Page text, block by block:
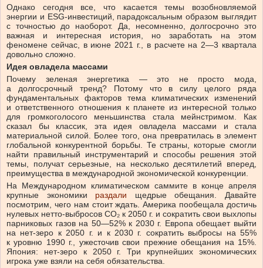
Однако сегодня все, что касается темы возобновляемой
энергии и ESG-инвестиций, парадоксальным образом выглядит
с точностью до наоборот. Да, несомненно, долгосрочно это
важная и интересная история, но заработать на этом
феномене сейчас, в июне 2021 г., в расчете на 2—3 квартала
довольно сложно.
Идея овладела массами
Почему зеленая энергетика — это не просто мода,
а долгосрочный тренд? Потому что в силу целого ряда
фундаментальных факторов тема климатических изменений
и ответственного отношения к планете из интересной только
для громкоголосого меньшинства стала мейнстримом. Как
сказал бы классик, эта идея овладела массами и стала
материальной силой. Более того, она превратилась в элемент
глобальной конкурентной борьбы. Те страны, которые смогли
найти правильный инструментарий и способы решения этой
темы, получат серьезные, на несколько десятилетий вперед,
преимущества в международной экономической конкуренции.
На Международном климатическом саммите в конце апреля
крупные экономики раздали щедрые обещания. Давайте
посмотрим, чего нам стоит ждать. Америка пообещала достичь
нулевых нетто-выбросов CO₂ к 2050 г. и сократить свои выхлопы
парниковых газов на 50—52% к 2030 г. Европа обещает выйти
на нет-зеро к 2050 г. и к 2030 г. сократить выбросы на 55%
к уровню 1990 г., ужесточив свои прежние обещания на 15%.
Япония: нет-зеро к 2050 г. Три крупнейших экономических
игрока уже взяли на себя обязательства.